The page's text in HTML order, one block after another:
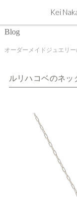
ルリハコベのネックレス | 屋久
輪）制作 | Kei Nakamura Jewellery
Kei
Blog
オーダーメイドジュエリ
ルリハコベのネッ